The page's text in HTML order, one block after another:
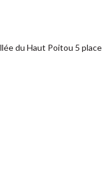
du Haut Poitou 5 place